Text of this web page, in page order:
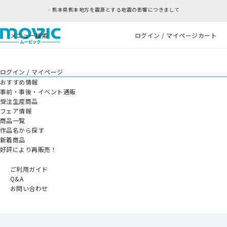
熊本県熊本地方を震源とする地震の影響につきまして
メニュー検索 ログイン / マイページカート
ログイン / マイページ
おすすめ情報
事前・事後・イベント通販
受注生産商品
フェア情報
商品一覧
作品名から探す
新着商品
好評により再販売！
ご利用ガイド
Q&A
お問い合わせ